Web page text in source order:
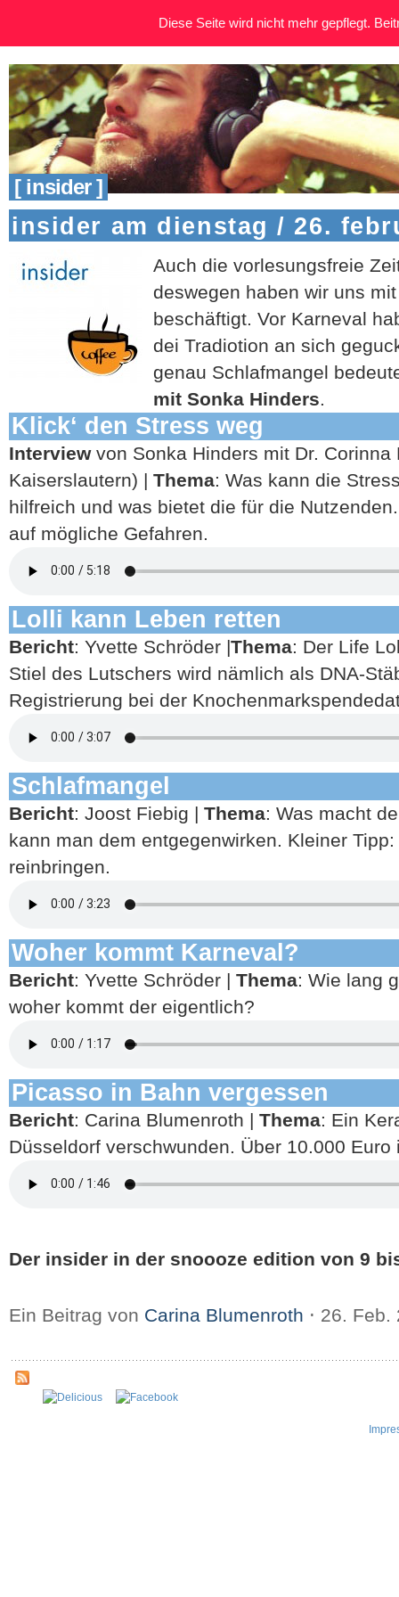
[ insider ]
insider am dienstag / 26.
Auch die vorlesungsfreie
deswegen haben wir uns
beschäftigt. Vor Karneval
dei Tradiotion an sich
genau Schlafmangel
mit Sonka Hinders.
Klick‘ den Stress weg
Interview von Sonka Hinders mit Dr.
Kaiserslautern) | Thema: Was kann die
hilfreich und was bietet die für die
auf mögliche Gefahren.
Lolli kann Leben retten
Bericht: Yvette Schröder |Thema: Der Life
Stiel des Lutschers wird nämlich als DNA-
Registrierung bei der
Schlafmangel
Bericht: Joost Fiebig | Thema: Was macht
kann man dem entgegenwirken. Kleiner
reinbringen.
Woher kommt Karneval?
Bericht: Yvette Schröder | Thema: Wie lang
woher kommt der eigentlich?
Picasso in Bahn vergessen
Bericht: Carina Blumenroth | Thema: Ein
Düsseldorf verschwunden. Über 10.000 Euro
Der insider in der snoooze edition von 9
Ein Beitrag von Carina Blumenroth ⋅ 26.
Diese Seite wird nicht mehr gepflegt.